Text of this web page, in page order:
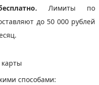
Лимиты по
до 50 000 рублей
способами: